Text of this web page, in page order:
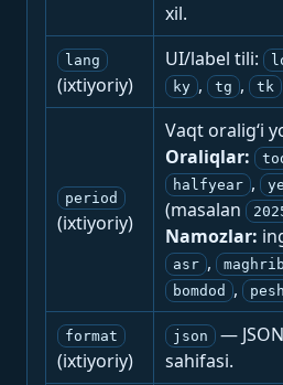
xil.
lang
(ixtiyoriy)
UI/label tili:
ky , tg , tk
period
(ixtiyoriy)
Vaqt oralig‘i
Oraliqlar:
halfyear ,
(masalan
Namozlar:
asr , maghrib
bomdod ,
format
(ixtiyoriy)
json —
sahifasi.